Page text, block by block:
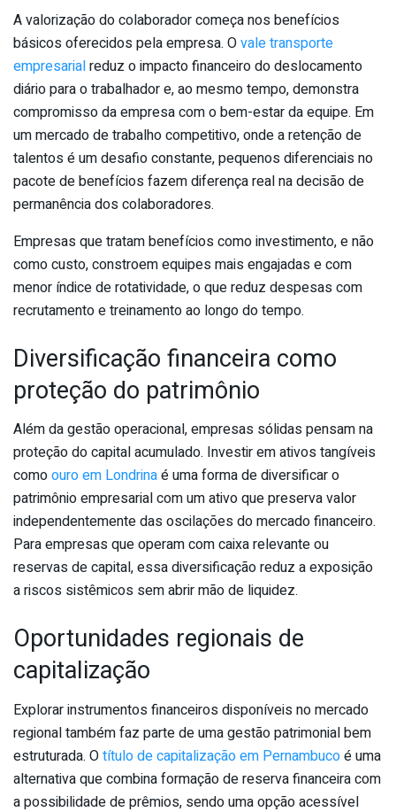
A valorização do colaborador começa nos benefícios
básicos oferecidos pela empresa. Ovale transporte
empresarialreduz o impacto financeiro do deslocamento
diário para o trabalhador e, ao mesmo tempo, demonstra
compromisso da empresa com o bem-estar da equipe. Em
um mercado de trabalho competitivo, onde a retenção de
talentos é um desafio constante, pequenos diferenciais no
pacote de benefícios fazem diferença real na decisão de
permanência dos colaboradores.
Empresas que tratam benefícios como investimento, e não
como custo, constroem equipes mais engajadas e com
menor índice de rotatividade, o que reduz despesas com
recrutamento e treinamento ao longo do tempo.
Diversificação financeira como
proteção do patrimônio
Além da gestão operacional, empresas sólidas pensam na
proteção do capital acumulado. Investir em ativos tangíveis
comoouro em Londrinaé uma forma de diversificar o
patrimônio empresarial com um ativo que preserva valor
independentemente das oscilações do mercado financeiro.
Para empresas que operam com caixa relevante ou
reservas de capital, essa diversificação reduz a exposição
a riscos sistêmicos sem abrir mão de liquidez.
Oportunidades regionais de
capitalização
Explorar instrumentos financeiros disponíveis no mercado
regional também faz parte de uma gestão patrimonial bem
estruturada. Otítulo de capitalização em Pernambucoé uma
alternativa que combina formação de reserva financeira com
a possibilidade de prêmios, sendo uma opção acessível